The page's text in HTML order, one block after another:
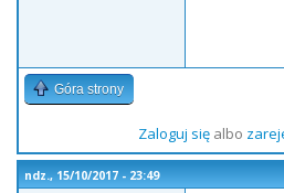
Góra strony
Zaloguj sięalbo
ndz., 15/10/2017 - 23:49